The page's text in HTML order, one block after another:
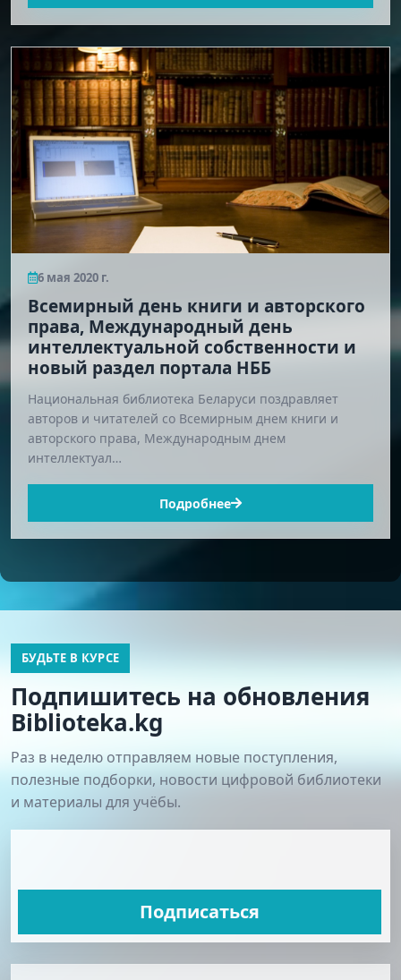
6 мая 2020 г.
Всемирный день книги и авторского
права, Международный день
интеллектуальной собственности и
новый раздел портала НББ
Национальная библиотека Беларуси поздравляет
авторов и читателей со Всемирным днем книги и
авторского права, Международным днем
интеллектуал…
Подробнее
БУДЬТЕ В КУРСЕ
Подпишитесь на обновления
Biblioteka.kg
Раз в неделю отправляем новые поступления,
полезные подборки, новости цифровой библиотеки
и материалы для учёбы.
Подписаться